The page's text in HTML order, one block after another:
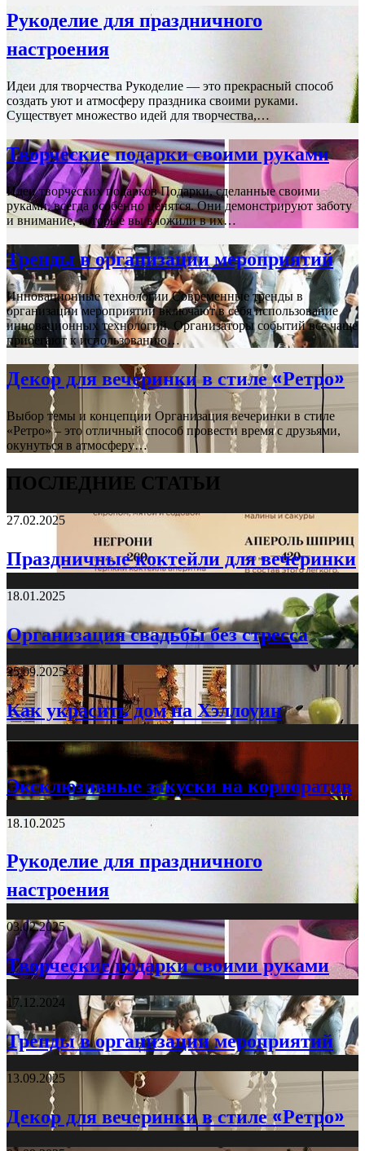
Рукоделие для праздничного
настроения
Идеи для творчества Рукоделие — это прекрасный способ
создать уют и атмосферу праздника своими руками.
Существует множество идей для творчества,…
Творческие подарки своими руками
Идеи творческих подарков Подарки, сделанные своими
руками, всегда особенно ценятся. Они демонстрируют заботу
и внимание, которые вы вложили в их…
Тренды в организации мероприятий
Инновационные технологии Современные тренды в
организации мероприятий включают в себя использование
инновационных технологий. Организаторы событий все чаще
прибегают к использованию…
Декор для вечеринки в стиле «Ретро»
Выбор темы и концепции Организация вечеринки в стиле
«Ретро» – это отличный способ провести время с друзьями,
окунуться в атмосферу…
ПОСЛЕДНИЕ СТАТЬИ
27.02.2025
Праздничные коктейли для вечеринки
18.01.2025
Организация свадьбы без стресса
25.09.2025
Как украсить дом на Хэллоуин
29.04.2025
Эксклюзивные закуски на корпоратив
18.10.2025
Рукоделие для праздничного
настроения
03.02.2025
Творческие подарки своими руками
17.12.2024
Тренды в организации мероприятий
13.09.2025
Декор для вечеринки в стиле «Ретро»